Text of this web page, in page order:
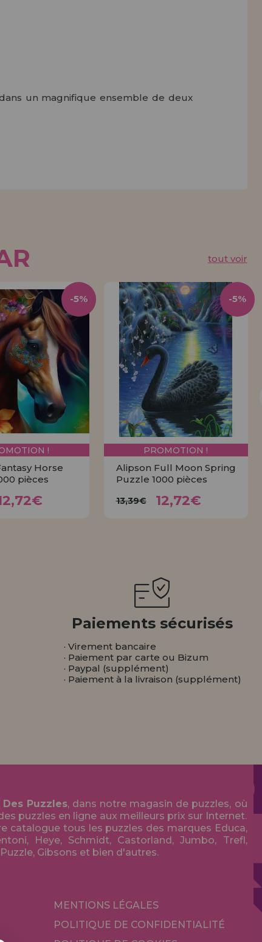
un magnifique ensemble de deux
tout voir
!
Horse
pièces
-5%
PROMOTION !
Alipson Full Moon Spring
Puzzle 1000 pièces
13,39€ 12,72€
-5%
Paiements sécurisés
· Virement bancaire
· Paiement par carte ou Bizum
· Paypal (supplément)
· Paiement à la livraison (supplément)
Des Puzzles, dans notre magasin de puzzles, où
puzzles en ligne aux meilleurs prix sur Internet.
catalogue tous les puzzles des marques Educa,
Heye, Schmidt, Castorland, Jumbo, Trefl,
Gibsons et bien d'autres.
MENTIONS LÉGALES
POLITIQUE DE CONFIDENTIALITÉ